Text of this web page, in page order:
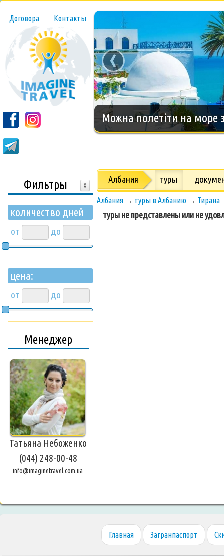
Договора Контакты
Новогодний тур на
‹
Фильтры X
количество дней
от до
цена:
от до
Менеджер
Татьяна Небоженко
(044) 248-00-48
info@imaginetravel.com.ua
Албания туры
Албания → туры в Албанию → Тирана
туры не представлены или не
Главная Загранпаспорт